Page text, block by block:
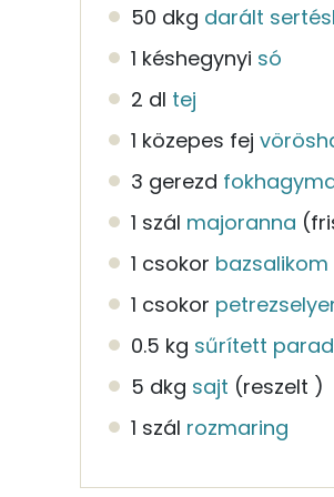
50 dkg darált
1 késhegynyi só
2 dl tej
1 közepes fej
3 gerezd
1 szál majoranna
1 csokor bazsalikom
1 csokor
0.5 kg sűrített
5 dkg sajt (reszelt )
1 szál rozmaring